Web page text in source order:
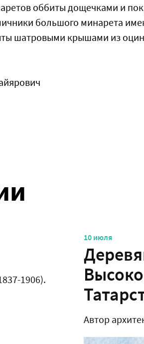
оббиты дощечками и
большого минарета
шатровыми крышами из
1906).
10 июля
Автор